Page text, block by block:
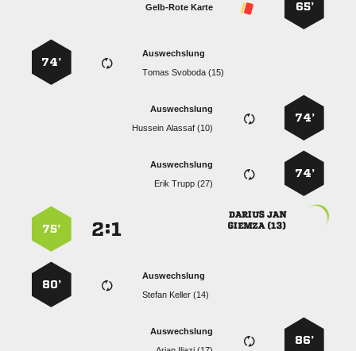
65’
Gelb-Rote Karte
Auswechslung
  
74’
74’
Auswechslung
  
74’
Auswechslung
  
 
 
:
75’
Auswechslung
  
80’
86’
Auswechslung